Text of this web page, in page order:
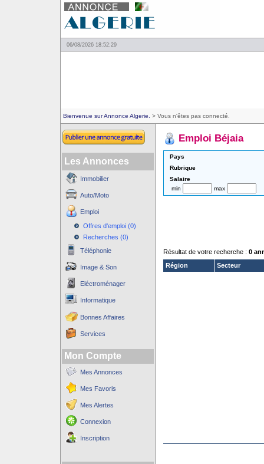
06/08/2026 18:52:29
Bienvenue sur Annonce Algerie. > Vous n'êtes pas connecté.
Les Annonces
Immobilier
Auto/Moto
Emploi
Offres d'emploi (0)
Recherches (0)
Téléphonie
Image & Son
Eléctroménager
Informatique
Bonnes Affaires
Services
Mon Compte
Mes Annonces
Mes Favoris
Mes Alertes
Connexion
Inscription
Emploi Béjaia
Pays
Rubrique
Salaire
min
max
Résultat de votre recherche : 0
Région
Secteur